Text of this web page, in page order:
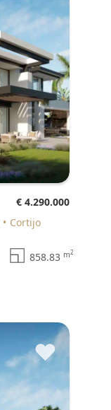
€ 4.290.000
Cortijo
858.83 m2
♥